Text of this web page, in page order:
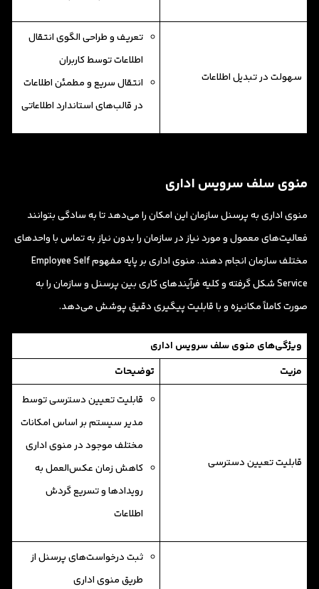
سهولت در تبدیل اطلاعات
تعریف و طراحی الگوی انتقال
اطلاعات توسط کاربران
انتقال سریع و مطمئن اطلاعات
در قالب‌های استاندارد اطلاعاتی
منوی سلف سرویس اداری
منوی اداری به پرسنل سازمان این امکان را می‌دهد تا به سادگی بتوانند
فعالیت‌های معمول و مورد نیاز در سازمان را بدون نیاز به تماس با واحدهای
مختلف سازمان انجام دهند. منوی اداری بر پایه مفهوم Employee Self
Service شکل گرفته و کلیه فرآیندهای کاری بین پرسنل و سازمان را به
صورت کاملاً مکانیزه و با قابلیت پیگیری دقیق پوشش می‌دهد.
ویژگی‌های منوی سلف سرویس اداری
مزیت
توضیحات
قابلیت تعیین دسترسی
قابلیت تعیین دسترسی توسط
مدیر سیستم بر اساس امکانات
مختلف موجود در منوی اداری
کاهش زمان عکس‌العمل به
رویداد‌ها و تسریع گردش
اطلاعات
ثبت درخواست‌های پرسنل از
طریق منوی اداری